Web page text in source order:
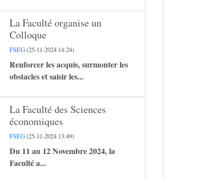
La Faculté organise un
Colloque
FSEG(25-11-2024 14:24)
Renforcer les acquis, surmonter les
obstacles et saisir les...
La Faculté des Sciences
économiques
FSEG(25-11-2024 13:49)
Du 11 au 12 Novembre 2024, la
Faculté a...